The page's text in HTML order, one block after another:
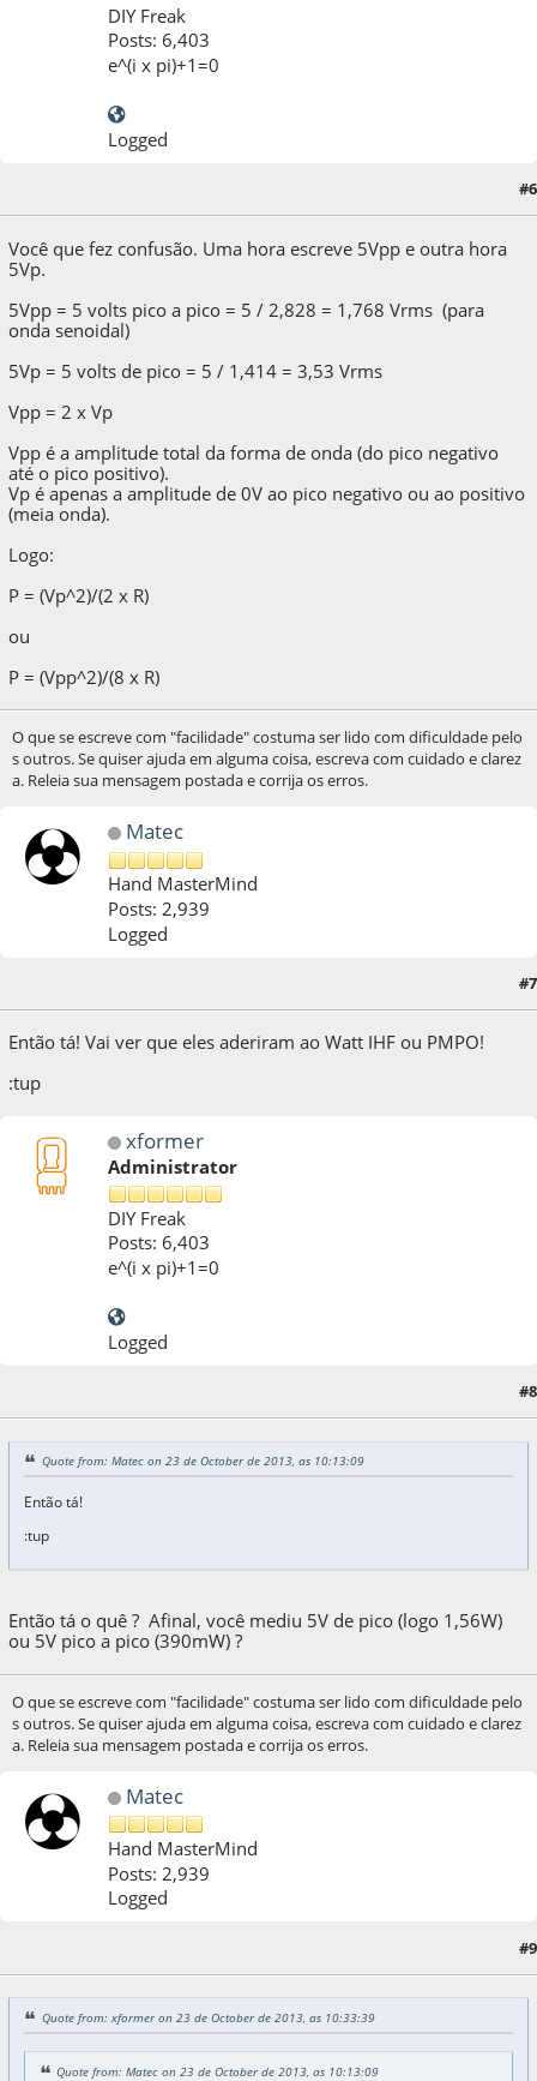
DIY Freak
Posts: 6,403
e^(i x pi)+1=0
Logged
#6
Você que fez confusão. Uma hora escreve 5Vpp e outra hora
5Vp.
5Vpp = 5 volts pico a pico = 5 / 2,828 = 1,768 Vrms (para
onda senoidal)
5Vp = 5 volts de pico = 5 / 1,414 = 3,53 Vrms
Vpp = 2 x Vp
Vpp é a amplitude total da forma de onda (do pico negativo
até o pico positivo).
Vp é apenas a amplitude de 0V ao pico negativo ou ao positivo
(meia onda).
Logo:
P = (Vp^2)/(2 x R)
ou
P = (Vpp^2)/(8 x R)
O que se escreve com "facilidade" costuma ser lido com dificuldade pelo
s outros. Se quiser ajuda em alguma coisa, escreva com cuidado e clarez
a. Releia sua mensagem postada e corrija os erros.
Matec
Hand MasterMind
Posts: 2,939
Logged
#7
Então tá! Vai ver que eles aderiram ao Watt IHF ou PMPO!
:tup
xformer
Administrator
DIY Freak
Posts: 6,403
e^(i x pi)+1=0
Logged
#8
Quote from: Matec on 23 de October de 2013, as 10:13:09
Então tá!
:tup
Então tá o quê ? Afinal, você mediu 5V de pico (logo 1,56W)
ou 5V pico a pico (390mW) ?
O que se escreve com "facilidade" costuma ser lido com dificuldade pelo
s outros. Se quiser ajuda em alguma coisa, escreva com cuidado e clarez
a. Releia sua mensagem postada e corrija os erros.
Matec
Hand MasterMind
Posts: 2,939
Logged
#9
Quote from: xformer on 23 de October de 2013, as 10:33:39
Quote from: Matec on 23 de October de 2013, as 10:13:09